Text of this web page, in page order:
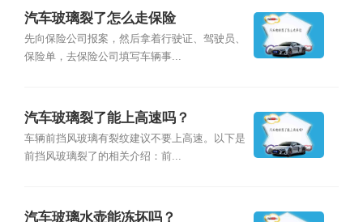
汽车玻璃裂了怎么走保险
先向保险公司报案，然后拿着行驶证、驾驶员、
保险单，去保险公司填写车辆事...
汽车玻璃裂了能上高速吗？
车辆前挡风玻璃有裂纹建议不要上高速。以下是
前挡风玻璃裂了的相关介绍：前...
汽车玻璃水壶能冻坏吗？